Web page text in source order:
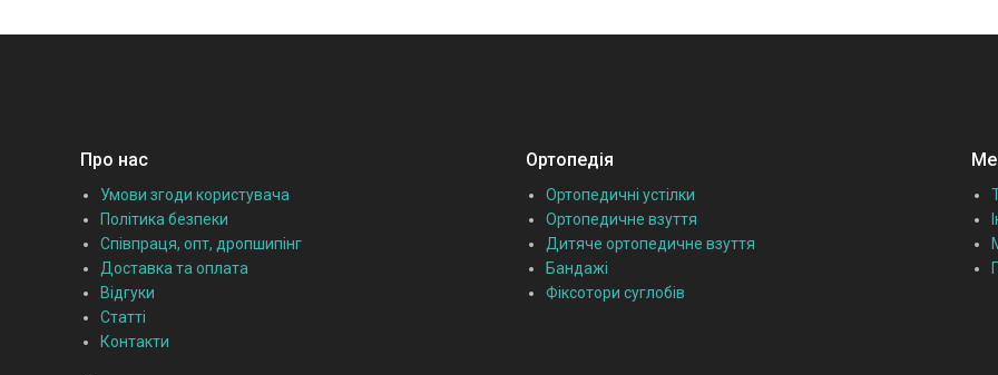
Про нас
Умови згоди користувача
Політика безпеки
Співпраця, опт, дропшипінг
Доставка та оплата
Відгуки
Статті
Контакти
Ортопедія
Ортопедичні устілки
Ортопедичне взуття
Дитяче ортопедичне взуття
Бандажі
Фіксотори суглобів